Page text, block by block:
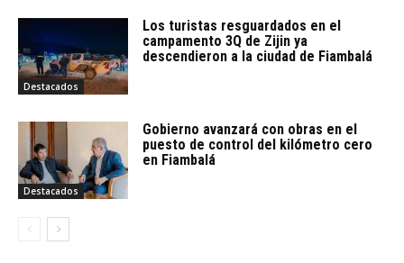
Destacados
Los turistas resguardados en el
campamento 3Q de Zijin ya
descendieron a la ciudad de Fiambalá
Destacados
Gobierno avanzará con obras en el
puesto de control del kilómetro cero
en Fiambalá